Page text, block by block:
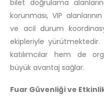
bilet doğrulama
korunması, VIP
ve acil durum
ekipleriyle
katılımcılar hem de
büyük avantaj sağlar.
Fuar Güvenliği ve